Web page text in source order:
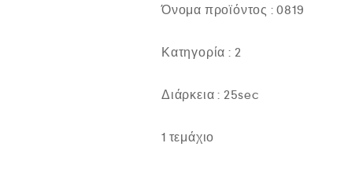
Όνομα προϊόντος : 0819
Κατηγορία : 2
Διάρκεια : 25sec
1 τεμάχιο